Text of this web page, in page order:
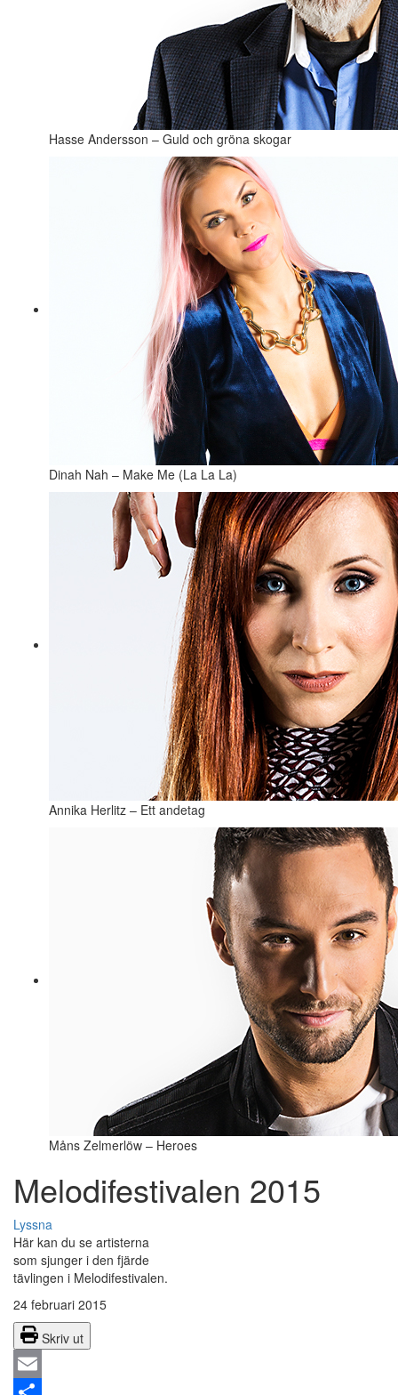
Hasse Andersson – Guld och gröna skogar
Dinah Nah – Make Me (La La La)
Annika Herlitz – Ett andetag
Måns Zelmerlöw – Heroes
Melodifestivalen 2015
Lyssna
Här kan du se artisterna
som sjunger i den fjärde
tävlingen i Melodifestivalen.
24 februari 2015
Skriv ut